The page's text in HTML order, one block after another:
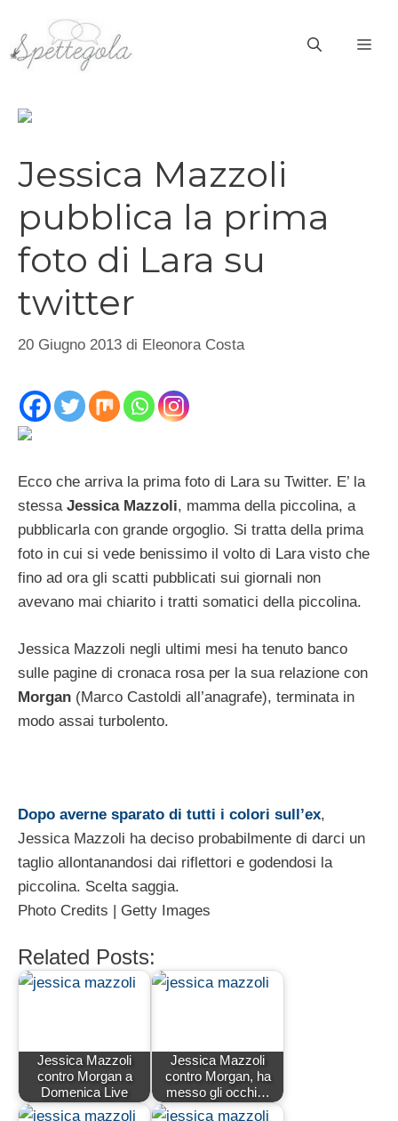
contenuto
Jessica Mazzoli
pubblica la prima
foto di Lara su
twitter
20 Giugno 2013 di Eleonora Costa
Ecco che arriva la prima foto di Lara su Twitter. E’ la
stessa Jessica Mazzoli, mamma della piccolina, a
pubblicarla con grande orgoglio. Si tratta della prima
foto in cui si vede benissimo il volto di Lara visto che
fino ad ora gli scatti pubblicati sui giornali non
avevano mai chiarito i tratti somatici della piccolina.
Jessica Mazzoli negli ultimi mesi ha tenuto banco
sulle pagine di cronaca rosa per la sua relazione con
Morgan (Marco Castoldi all’anagrafe), terminata in
modo assai turbolento.
Dopo averne sparato di tutti i colori sull’ex,
Jessica Mazzoli ha deciso probabilmente di darci un
taglio allontanandosi dai riflettori e godendosi la
piccolina. Scelta saggia.
Photo Credits | Getty Images
Related Posts:
Jessica Mazzoli
contro Morgan a
Domenica Live
Jessica Mazzoli
contro Morgan, ha
messo gli occhi…